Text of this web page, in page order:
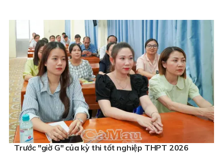
Trước "giờ G" của kỳ thi tốt nghiệp THPT 2026